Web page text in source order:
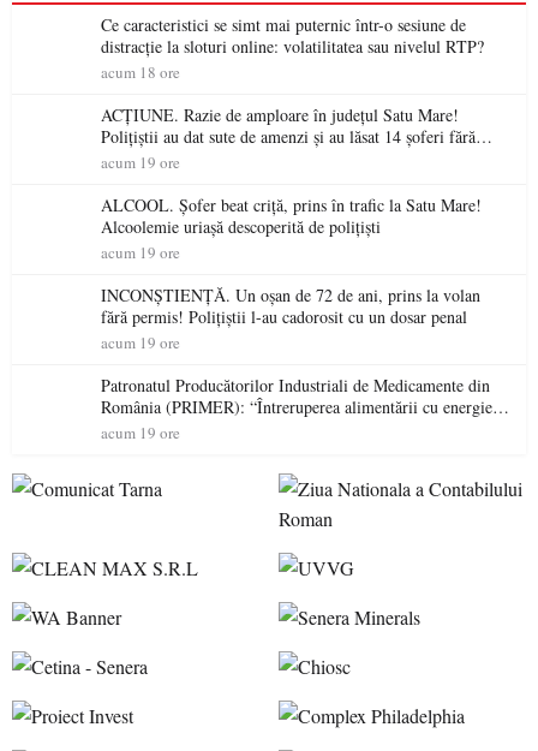
Ce caracteristici se simt mai puternic într-o sesiune de
distracție la sloturi online: volatilitatea sau nivelul RTP?
acum 18 ore
ACȚIUNE. Razie de amploare în județul Satu Mare!
Polițiștii au dat sute de amenzi și au lăsat 14 șoferi fără
permis într-o singură zi
acum 19 ore
ALCOOL. Șofer beat criță, prins în trafic la Satu Mare!
Alcoolemie uriașă descoperită de polițiști
acum 19 ore
INCONȘTIENȚĂ. Un oșan de 72 de ani, prins la volan
fără permis! Polițiștii l-au cadorosit cu un dosar penal
acum 19 ore
Patronatul Producătorilor Industriali de Medicamente din
România (PRIMER): “Întreruperea alimentării cu energie
electrică a fabricilor de medicamente va pune în pericol
acum 19 ore